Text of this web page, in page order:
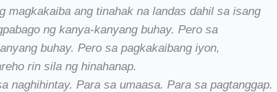
magkakaiba ang tinahak na landas dahil sa isang
ng kanya-kanyang buhay. Pero sa
buhay. Pero sa pagkakaibang iyon,
rin sila ng hinahanap.
naghihintay. Para sa umaasa. Para sa pagtanggap.